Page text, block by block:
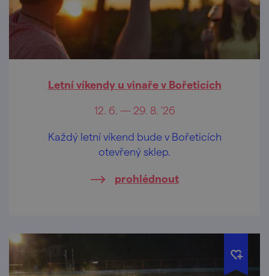
Letní víkendy u vinaře v Bořeticích
12. 6. — 29. 8. '26
Každý letní víkend bude v Bořeticích
otevřený sklep.
prohlédnout